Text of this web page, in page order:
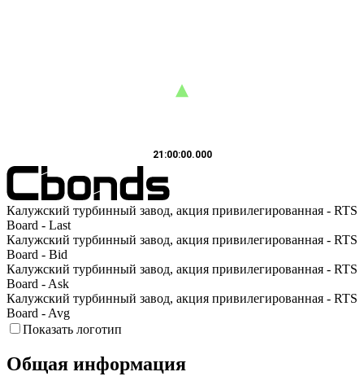
21:00:00.000
Калужский турбинный завод, акция привилегированная - RTS
Board - Last
Калужский турбинный завод, акция привилегированная - RTS
Board - Bid
Калужский турбинный завод, акция привилегированная - RTS
Board - Ask
Калужский турбинный завод, акция привилегированная - RTS
Board - Avg
Показать логотип
Общая информация